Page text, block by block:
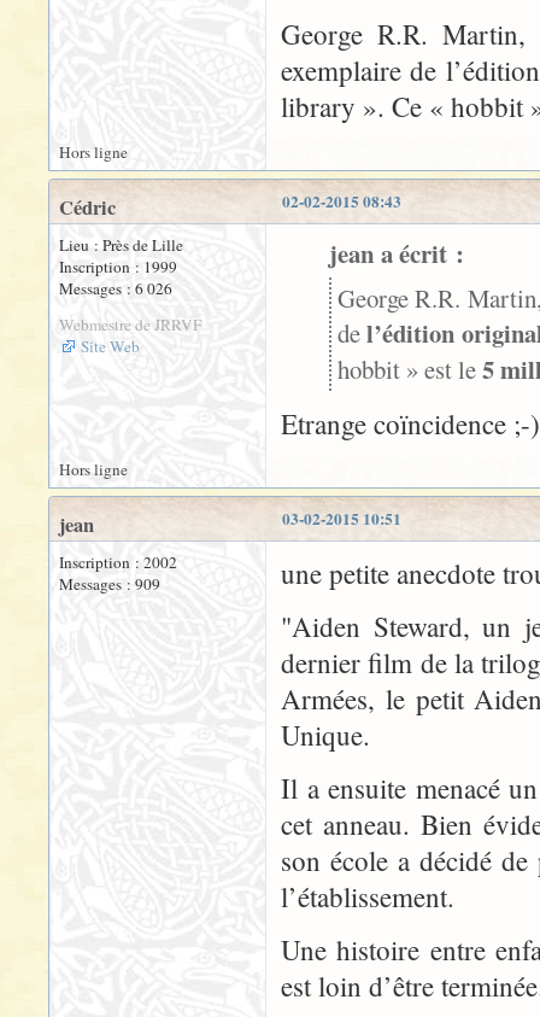
George R.R.
exemplaire de
library ». Ce « hobbit
Hors ligne
02-02-2015 08:43
Cédric
Lieu : Près de Lille
Inscription : 1999
Messages : 6 026
Webmestre de JRRVF
Site Web
jean a écrit :
George R.R.
del’édition
hobbit » est le5
Etrange coïncidence ;-)
Hors ligne
03-02-2015 10:51
jean
Inscription : 2002
Messages : 909
une petite anecdote
"Aiden Steward, un
dernier film de la
Armées, le petit
Unique.
Il a ensuite menacé
cet anneau. Bien
son école a décidé de
l’établissement.
Une histoire entre
est loin d’être